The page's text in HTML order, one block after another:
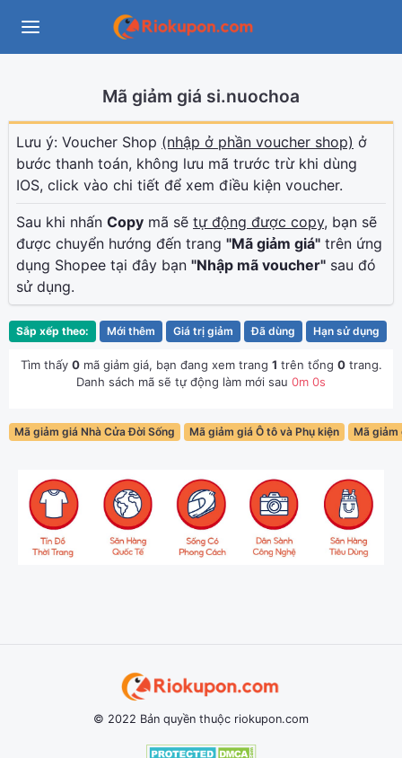
Mã giảm giá si.nuochoa
Lưu ý: Voucher Shop (nhập ở phần voucher shop) ở
bước thanh toán, không lưu mã trước trừ khi dùng
IOS, click vào chi tiết để xem điều kiện voucher.
Sau khi nhấn Copy mã sẽ tự động được copy, bạn sẽ
được chuyển hướng đến trang "Mã giảm giá" trên ứng
dụng Shopee tại đây bạn "Nhập mã voucher" sau đó
sử dụng.
Sắp xếp theo: Mới thêm Giá trị giảm Đã dùng Hạn sử dụng
Tìm thấy 0mã giảm giá, bạn đang xem trang 1 trên tổng 0trang.
Danh sách mã sẽ tự động làm mới sau 0m 0s
Mã giảm giá Nhà Cửa Đời Sống Mã giảm giá Ô tô và Phụ kiện Mã giảm
© 2022 Bản quyền thuộc riokupon.com